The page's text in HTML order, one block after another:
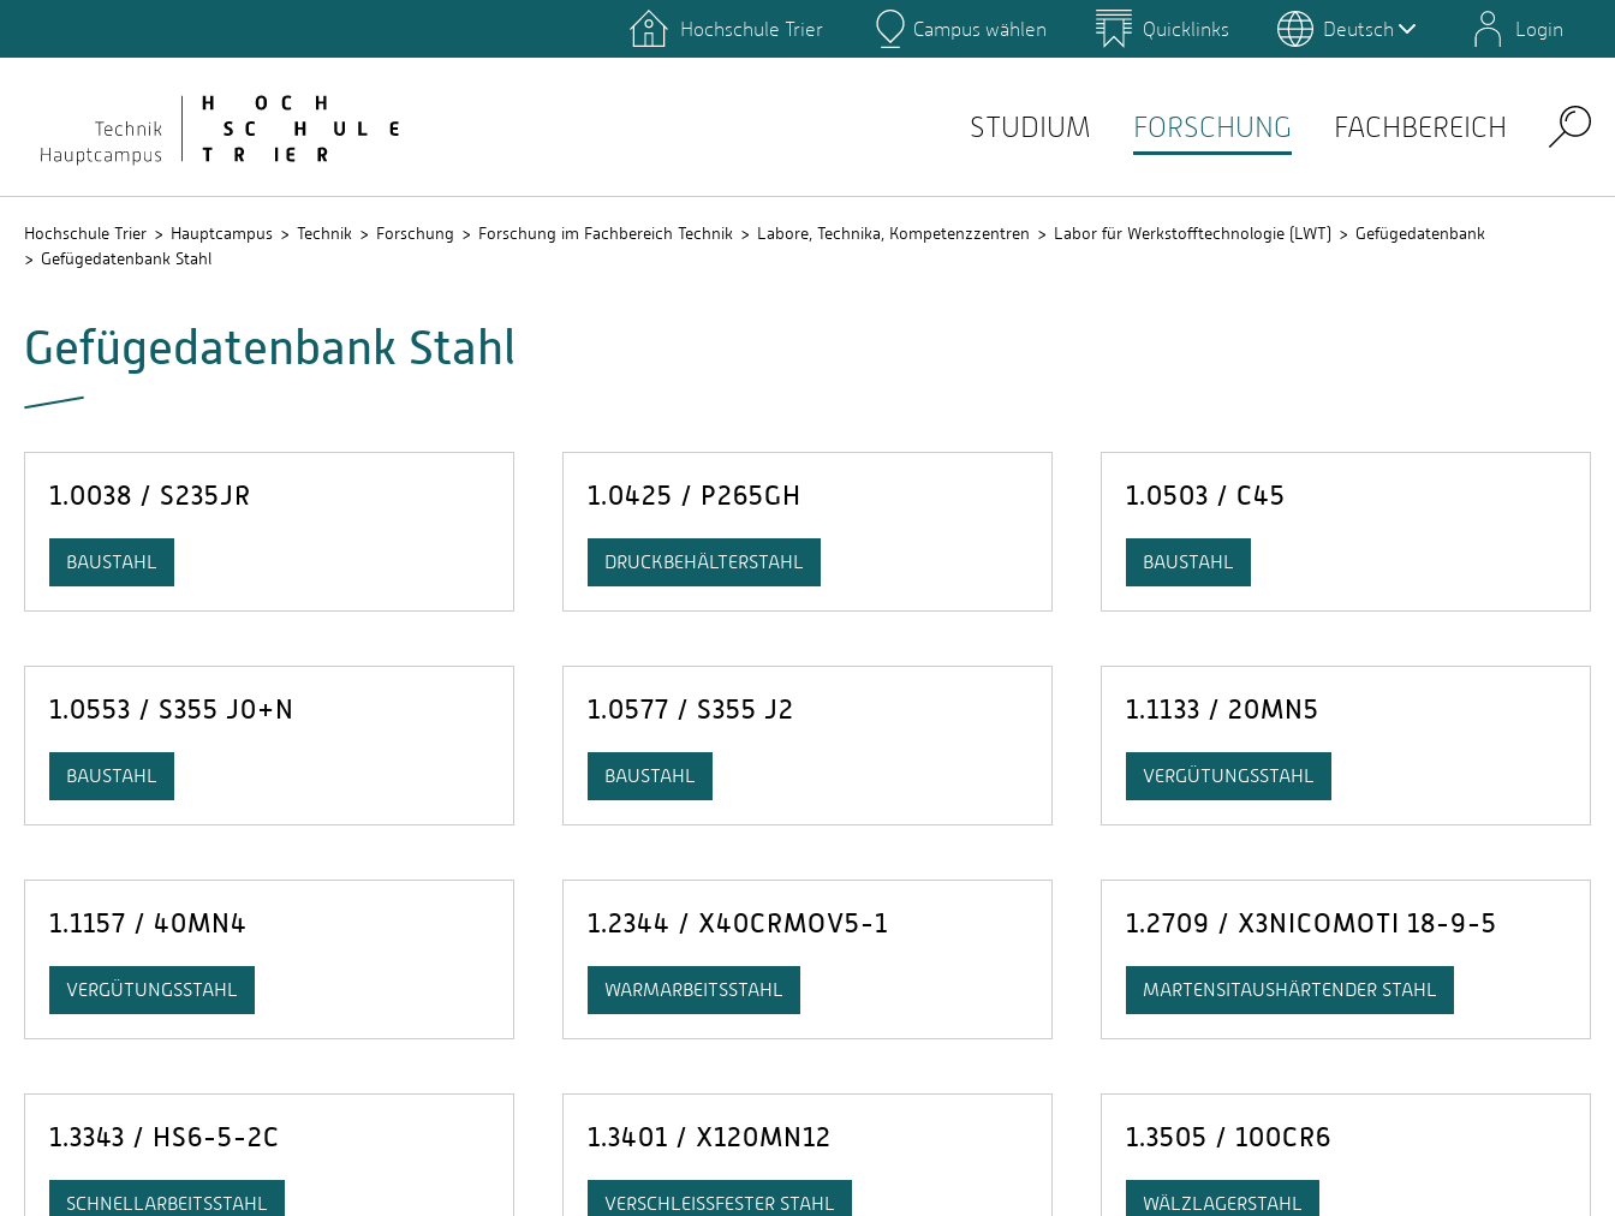
Hauptcampus Campus Gestaltung Umwelt-Campus Birkenfeld
Rechenzentrum
Lernplattformen
Hochschule Trier Campus wählen Quicklinks Deutsch Login
STUDIUM FORSCHUNG FACHBEREICH Search
Hochschule Trier Hauptcampus Technik Forschung Forschung im Fachbereich Technik Labore, Technika, Kompetenzzentren Labor für Werkstofftechnologie (LWT)
Gefügedatenbank
Gefügedatenbank Stahl
Gefügedatenbank Stahl
1.0038 / S235JR
BAUSTAHL
1.0425 / P265GH
DRUCKBEHÄLTERSTAHL
1.0503 / C45
BAUSTAHL
1.0553 / S355 J0+N
BAUSTAHL
1.0577 / S355 J2
BAUSTAHL
1.1133 / 20MN5
VERGÜTUNGSSTAHL
1.1157 / 40MN4
VERGÜTUNGSSTAHL
1.2344 / X40CRMOV5-1
WARMARBEITSSTAHL
1.2709 / X3NICOMOTI 18-9-5
MARTENSITAUSHÄRTENDER STAHL
1.3343 / HS6-5-2C
SCHNELLARBEITSSTAHL
1.3401 / X120MN12
VERSCHLEISSFESTER STAHL
1.3505 / 100CR6
WÄLZLAGERSTAHL